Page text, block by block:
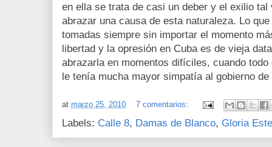
en ella se trata de casi un deber y el exilio tal
abrazar una causa de esta naturaleza. Lo
tomadas siempre sin importar el momento
libertad y la opresión en Cuba es de vieja
abrazarla en momentos difíciles, cuando
le tenía mucha mayor simpatía al gobierno
at marzo 25, 2010 7 comentarios:
Labels: Calle 8, Damas de Blanco, Gloria